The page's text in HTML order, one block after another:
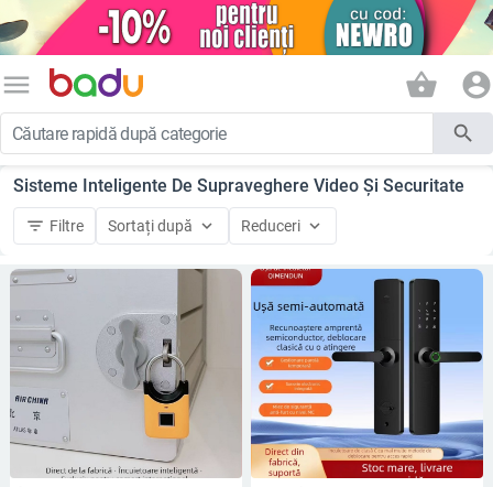
menu shopping_basket account_circle
search
Sisteme Inteligente De Supraveghere Video Și Securitate
filter_list Filtre Sortați după keyboard_arrow_down Reduceri keyboard_arrow_down